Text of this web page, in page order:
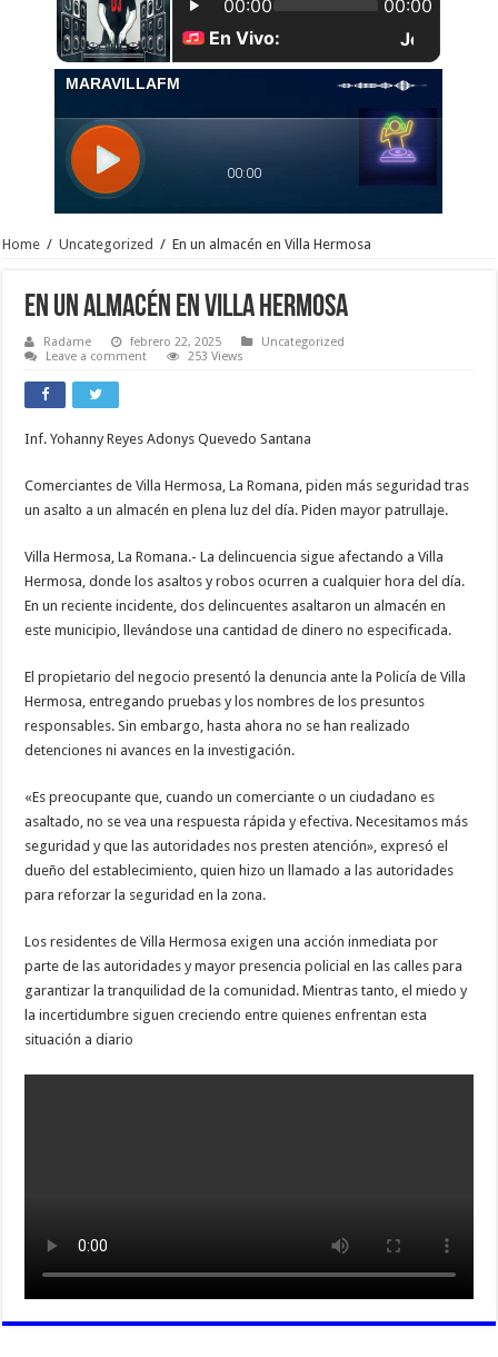
Home / Uncategorized / En un almacén en Villa Hermosa
En un almacén en Villa Hermosa
Radame febrero 22, 2025
Uncategorized
Leave a comment
253 Views
Inf. Yohanny Reyes Adonys Quevedo Santana
Comerciantes de Villa Hermosa, La Romana, piden más seguridad tras
un asalto a un almacén en plena luz del día. Piden mayor patrullaje.
Villa Hermosa, La Romana.- La delincuencia sigue afectando a Villa
Hermosa, donde los asaltos y robos ocurren a cualquier hora del día.
En un reciente incidente, dos delincuentes asaltaron un almacén en
este municipio, llevándose una cantidad de dinero no especificada.
El propietario del negocio presentó la denuncia ante la Policía de Villa
Hermosa, entregando pruebas y los nombres de los presuntos
responsables. Sin embargo, hasta ahora no se han realizado
detenciones ni avances en la investigación.
«Es preocupante que, cuando un comerciante o un ciudadano es
asaltado, no se vea una respuesta rápida y efectiva. Necesitamos más
seguridad y que las autoridades nos presten atención», expresó el
dueño del establecimiento, quien hizo un llamado a las autoridades
para reforzar la seguridad en la zona.
Los residentes de Villa Hermosa exigen una acción inmediata por
parte de las autoridades y mayor presencia policial en las calles para
garantizar la tranquilidad de la comunidad. Mientras tanto, el miedo y
la incertidumbre siguen creciendo entre quienes enfrentan esta
situación a diario